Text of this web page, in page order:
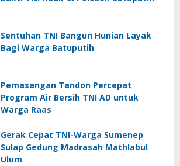
Sentuhan TNI Bangun Hunian Layak
Bagi Warga Batuputih
Pemasangan Tandon Percepat
Program Air Bersih TNI AD untuk
Warga Raas
Gerak Cepat TNI-Warga Sumenep
Sulap Gedung Madrasah Mathlabul
Ulum